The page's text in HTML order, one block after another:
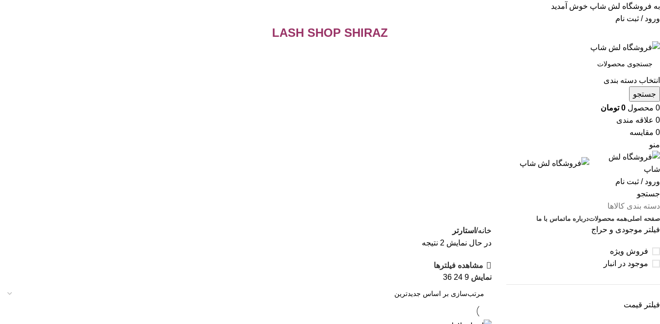
به فروشگاه لش شاپ خوش آمدید
ورود / ثبت نام
LASH SHOP SHIRAZ
انتخاب دسته بندی
جستجو
0 محصول 0 تومان
0 علاقه مندی
0 مقایسه
منو
ورود / ثبت نام
جستجو
دسته بندی کالاها
صفحه اصلیهمه محصولاتدرباره ماتماس با ما
فیلتر موجودی و حراج
فروش ویژه
موجود در انبار
فیلتر قیمت
خانه استارتر
در حال نمایش 2 نتیجه
مشاهده فیلترها
نمایش9
24
36